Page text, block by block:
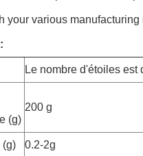
your various manufacturing
Le nombre d'étoiles est
(g)
200 g
(g) 0.2-2g